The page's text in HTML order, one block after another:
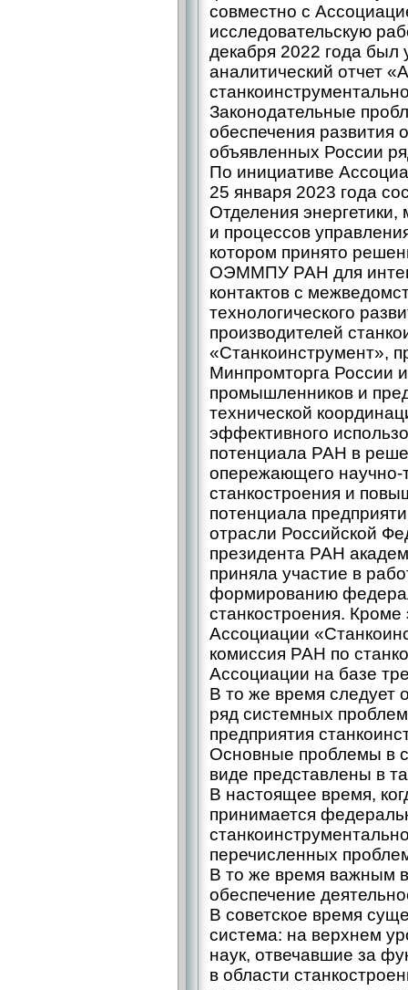
совместно с
исследовательскую
декабря 2022 года был
аналитический отчет
Законодательные
обеспечения развития
объявленных России
По инициативе
25 января 2023 года
Отделения
и процессов
котором принято
ОЭММПУ РАН для
контактов с
технологического
производителей
«Станкоинструмент»,
Минпромторга России
промышленников и
технической
эффективного
потенциала РАН в
опережающего научно-­
станкостроения и
потенциала
отрасли Российской
президента РАН
приняла участие в
формированию
станкостроения. Кроме
Ассоциации
комиссия РАН по
Ассоциации на базе
В то же время следует
ряд системных
предприятия
Основные проблемы в
виде представлены в
В настоящее время,
принимается
перечисленных
В то же время важным
обеспечение
В советское время
система: на верхнем
наук, отвечавшие за
в области